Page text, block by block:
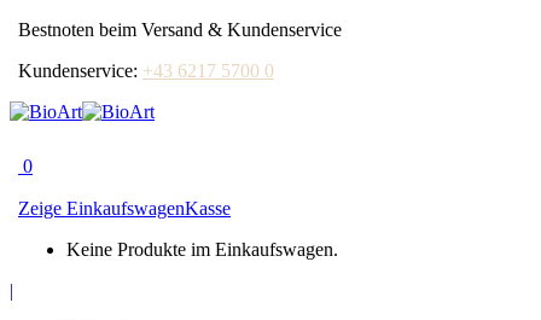
Bestnoten beim Versand & Kundenservice
Kundenservice: +43 6217 5700 0
0
Zeige EinkaufswagenKasse
Keine Produkte im Einkaufswagen.
|